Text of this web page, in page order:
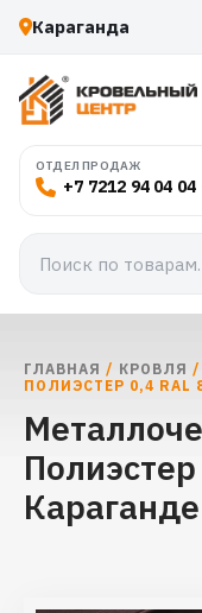
ОТДЕЛ ПРОДАЖ
+7 7212 94 04 04
ГЛАВНАЯ / КРОВЛЯ /
ПОЛИЭСТЕР 0,4 RAL
Караганде